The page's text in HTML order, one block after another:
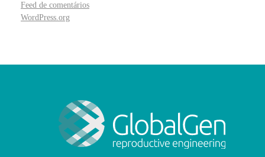
Feed de comentários
WordPress.org